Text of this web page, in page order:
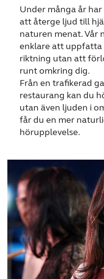
Türkçe
United States
عربي
Under många år
att återge ljud till
naturen menat. Vår
enklare att
riktning utan att
runt omkring dig.
Från en trafikerad
restaurang kan du
utan även ljuden i
får du en mer
hörupplevelse.